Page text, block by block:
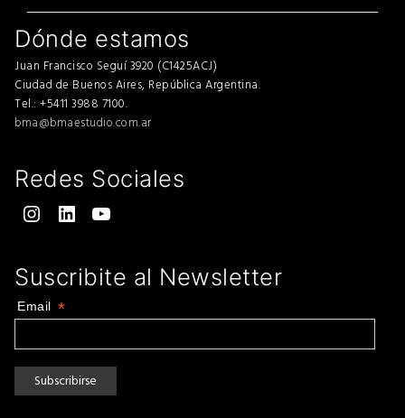
Dónde estamos
Juan Francisco Seguí 3920 (C1425ACJ)
Ciudad de Buenos Aires, República Argentina.
Tel.: +5411 3988 7100.
bma@bmaestudio.com.ar
Redes Sociales
Instagram
LinkedInYouTube
Suscribite al Newsletter
Email *